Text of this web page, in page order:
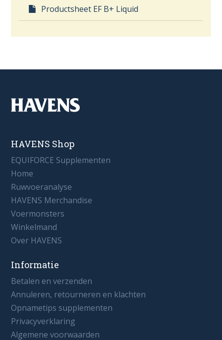
Productsheet EF B+ Liquid
HAVENS Shop
EQUIFORCE Supplementen
Home
Ruwvoeranalyse
HAVENS Merchandise
Voermonsters
Winkelmand
Over HAVENS
Informatie
Betalen en verzenden
Annuleren, retourneren en klachten
Opnametips supplementen
Privacyverklaring
Algemene voorwaarden